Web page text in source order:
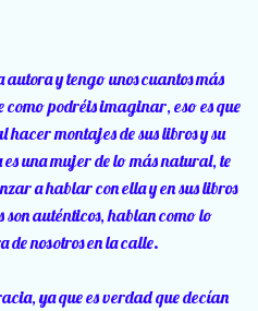
y tengo unos cuantos más
como podréis imaginar, eso es que
montajes de sus libros y su
una mujer de lo más natural, te
a hablar con ella y en sus libros
auténticos, hablan como lo
nosotros en la calle.
ya que es verdad que decían